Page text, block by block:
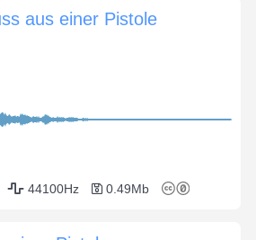
aus einer Pistole
44100Hz 0.49Mb